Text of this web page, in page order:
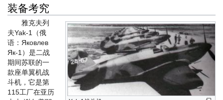
装备考究
雅克夫列
夫Yak-1（俄
语：Яковлев
Як-1）是二战
期间苏联的一
款座单翼机战
斗机，它是第
115工厂在亚历